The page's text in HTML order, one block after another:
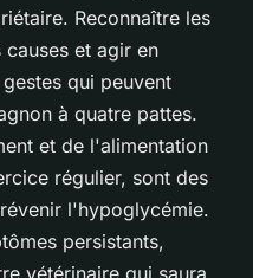
Reconnaître les
et agir en
qui peuvent
à quatre pattes.
et de l'alimentation
régulier, sont des
l'hypoglycémie.
persistants,